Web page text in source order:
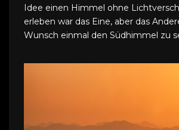
Idee einen Himmel ohne
erleben war das Eine, aber das
Wunsch einmal den Südhimmel zu